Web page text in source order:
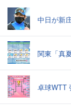
中日が新
関東「真
卓球WTT